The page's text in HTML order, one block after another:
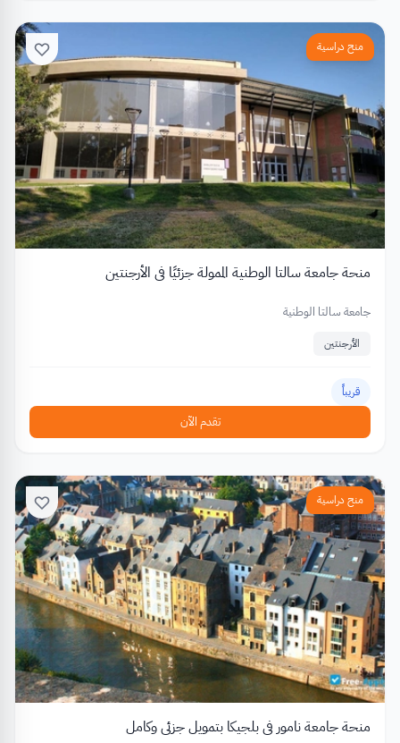
منح دراسية
منحة جامعة سالتا الوطنية الممولة جزئيًا في الأرجنتين
جامعة سالتا الوطنية
الأرجنتين
قريباً
تقدم الآن
منح دراسية
منحة جامعة نامور في بلجيكا بتمويل جزئي وكامل